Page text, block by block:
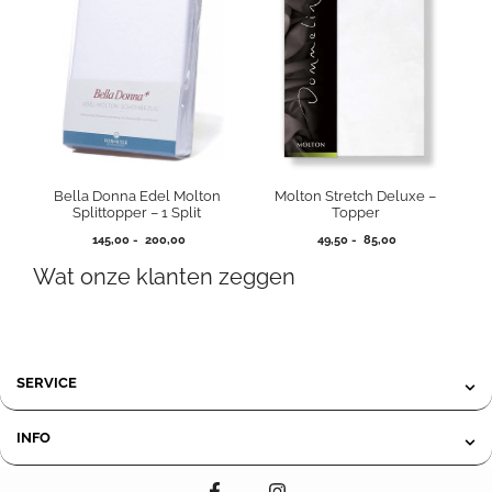
Bella Donna Edel Molton
Splittopper – 1 Split
145,00 - 200,00Prijsklasse:
tot
Molton Stretch Deluxe –
Topper
49,50 - 85,00Prijsklasse:
Wat onze klanten zeggen
SERVICE
INFO